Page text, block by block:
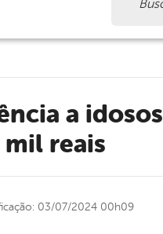
reais
03/07/2024 00h09